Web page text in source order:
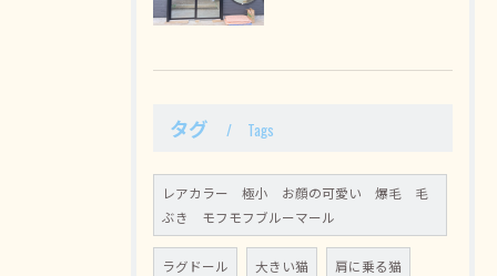
タグ Tags
レアカラー 極小 お顔の可愛い 爆毛 毛
ぶき モフモフブルーマール
ラグドール 大きい猫 肩に乗る猫